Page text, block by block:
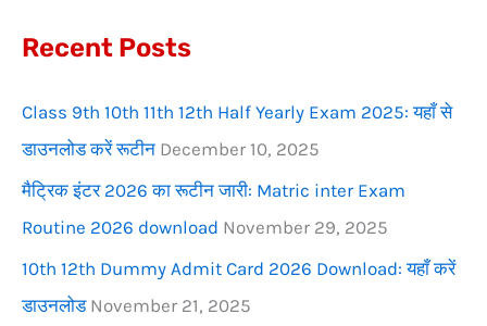
o
:
Recent Posts
Class 9th 10th 11th 12th Half Yearly Exam 2025: यहाँ से
डाउनलोड करें रूटीन December 10, 2025
मैट्रिक इंटर 2026 का रूटीन जारी: Matric inter Exam
Routine 2026 download November 29, 2025
10th 12th Dummy Admit Card 2026 Download: यहाँ करें
डाउनलोड November 21, 2025